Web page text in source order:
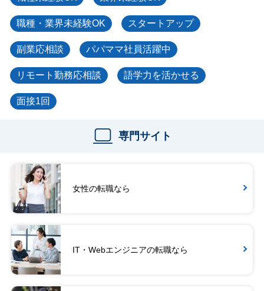
職種・業界未経験OK スタートアップ
副業応相談 パパママ社員活躍中
リモート勤務応相談 語学力を活かせる
面接1回
専門サイト
女性の転職なら
IT・Webエンジニアの転職なら